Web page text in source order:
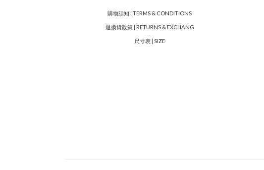
購物須知 | TERMS & CONDITIONS
退換貨政策 | RETURNS & EXCHANG
尺寸表 | SIZE